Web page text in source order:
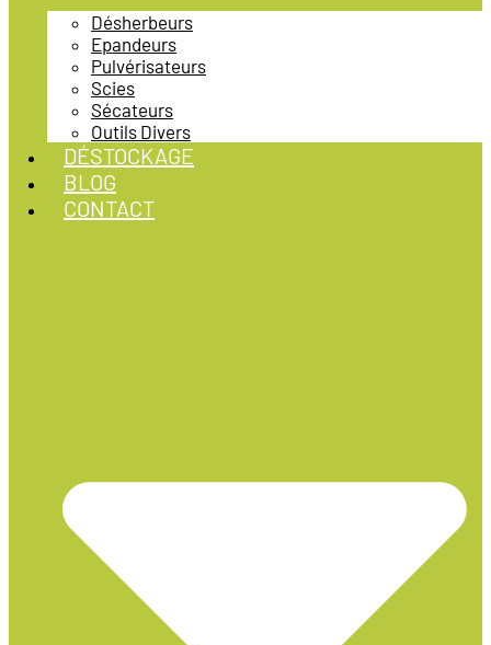
Désherbeurs
Epandeurs
Pulvérisateurs
Scies
Sécateurs
Outils Divers
DÉSTOCKAGE
BLOG
CONTACT